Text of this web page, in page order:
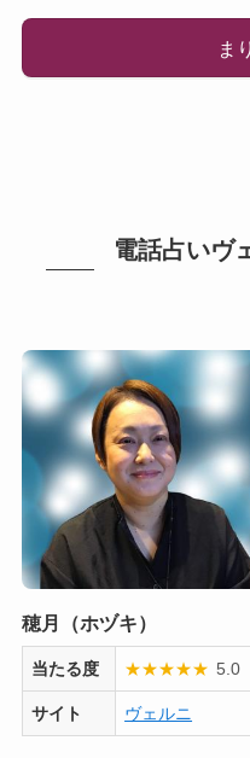
ま
電話占いヴ
穂月（ホヅキ）
当たる度 ★★★★★ 5.0
サイト ヴェルニ